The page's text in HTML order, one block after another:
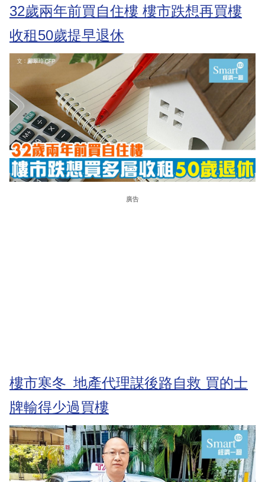
32歲兩年前買自住樓 樓市跌想再買樓
收租50歲提早退休
廣告
樓市寒冬 地產代理謀後路自救 買的士
牌輸得少過買樓